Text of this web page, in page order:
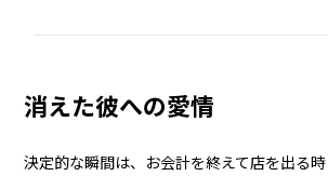
消えた彼への愛情
決定的な瞬間は、お会計を終えて店を出る